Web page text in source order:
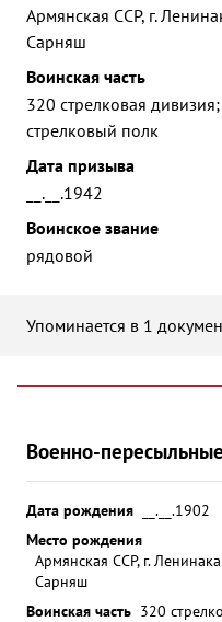
Армянская ССР, г.
Сарняш
Воинская часть
320 стрелковая
стрелковый полк
Дата призыва
__.__.1942
Воинское звание
рядовой
Упоминается в 1
Военно-
Дата рождения
__.__.1902
Место рождения
Армянская ССР, г.
Сарняш
Воинская часть 320